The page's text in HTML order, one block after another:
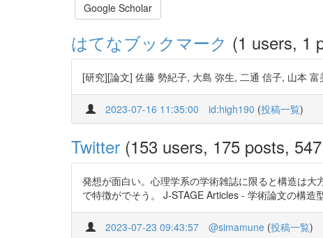
Google Scholar
はてなブックマーク (1 users, 1
[研究][論文] 佐藤 勢紀子, 大島 弥生, 二通 信子, 山本
2023-07-16 11:35:00 id:high190 (投稿一覧)
Twitter (153 users, 175 posts,
発想が面白い。心理学系の学術雑誌に限ると構造は
で特徴がでそう。 J-STAGE Articles - 学術論文の構造
2023-07-23 09:43:57 @simamune (投稿一覧)